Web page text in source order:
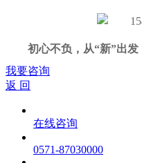
初心不负，从“新”出发
我要咨询
返 回
在线咨询
0571-87030000